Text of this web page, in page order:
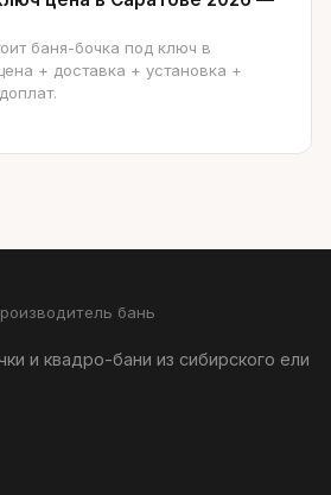
баня-бочка под ключ в
+ доставка + установка +
бань
и квадро-бани из сибирского ели